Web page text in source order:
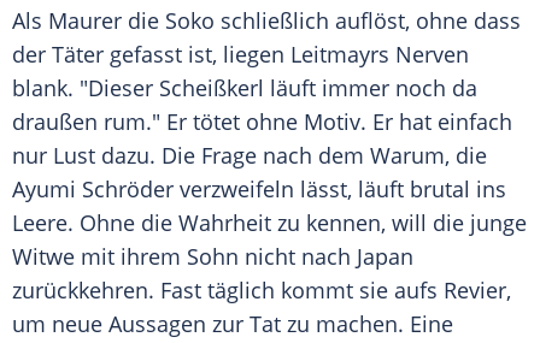
Als Maurer die Soko schließlich auflöst, ohne dass
der Täter gefasst ist, liegen Leitmayrs Nerven
blank. "Dieser Scheißkerl läuft immer noch da
draußen rum." Er tötet ohne Motiv. Er hat einfach
nur Lust dazu. Die Frage nach dem Warum, die
Ayumi Schröder verzweifeln lässt, läuft brutal ins
Leere. Ohne die Wahrheit zu kennen, will die junge
Witwe mit ihrem Sohn nicht nach Japan
zurückkehren. Fast täglich kommt sie aufs Revier,
um neue Aussagen zur Tat zu machen. Eine